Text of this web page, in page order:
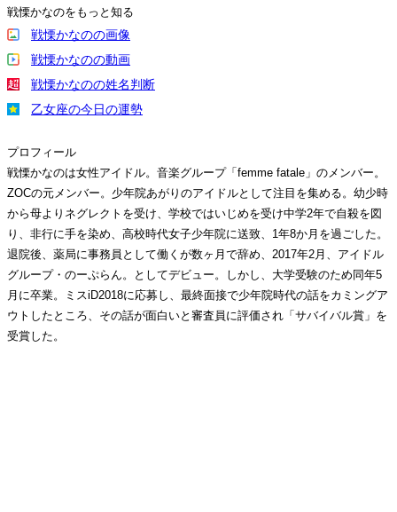
戦慄かなのをもっと知る
戦慄かなのの画像
戦慄かなのの動画
戦慄かなのの姓名判断
乙女座の今日の運勢
プロフィール
戦慄かなのは女性アイドル。音楽グループ「femme fatale」のメンバー。
ZOCの元メンバー。少年院あがりのアイドルとして注目を集める。幼少時
から母よりネグレクトを受け、学校ではいじめを受け中学2年で自殺を図
り、非行に手を染め、高校時代女子少年院に送致、1年8か月を過ごした。
退院後、薬局に事務員として働くが数ヶ月で辞め、2017年2月、アイドル
グループ・のーぷらん。としてデビュー。しかし、大学受験のため同年5
月に卒業。ミスiD2018に応募し、最終面接で少年院時代の話をカミングア
ウトしたところ、その話が面白いと審査員に評価され「サバイバル賞」を
受賞した。